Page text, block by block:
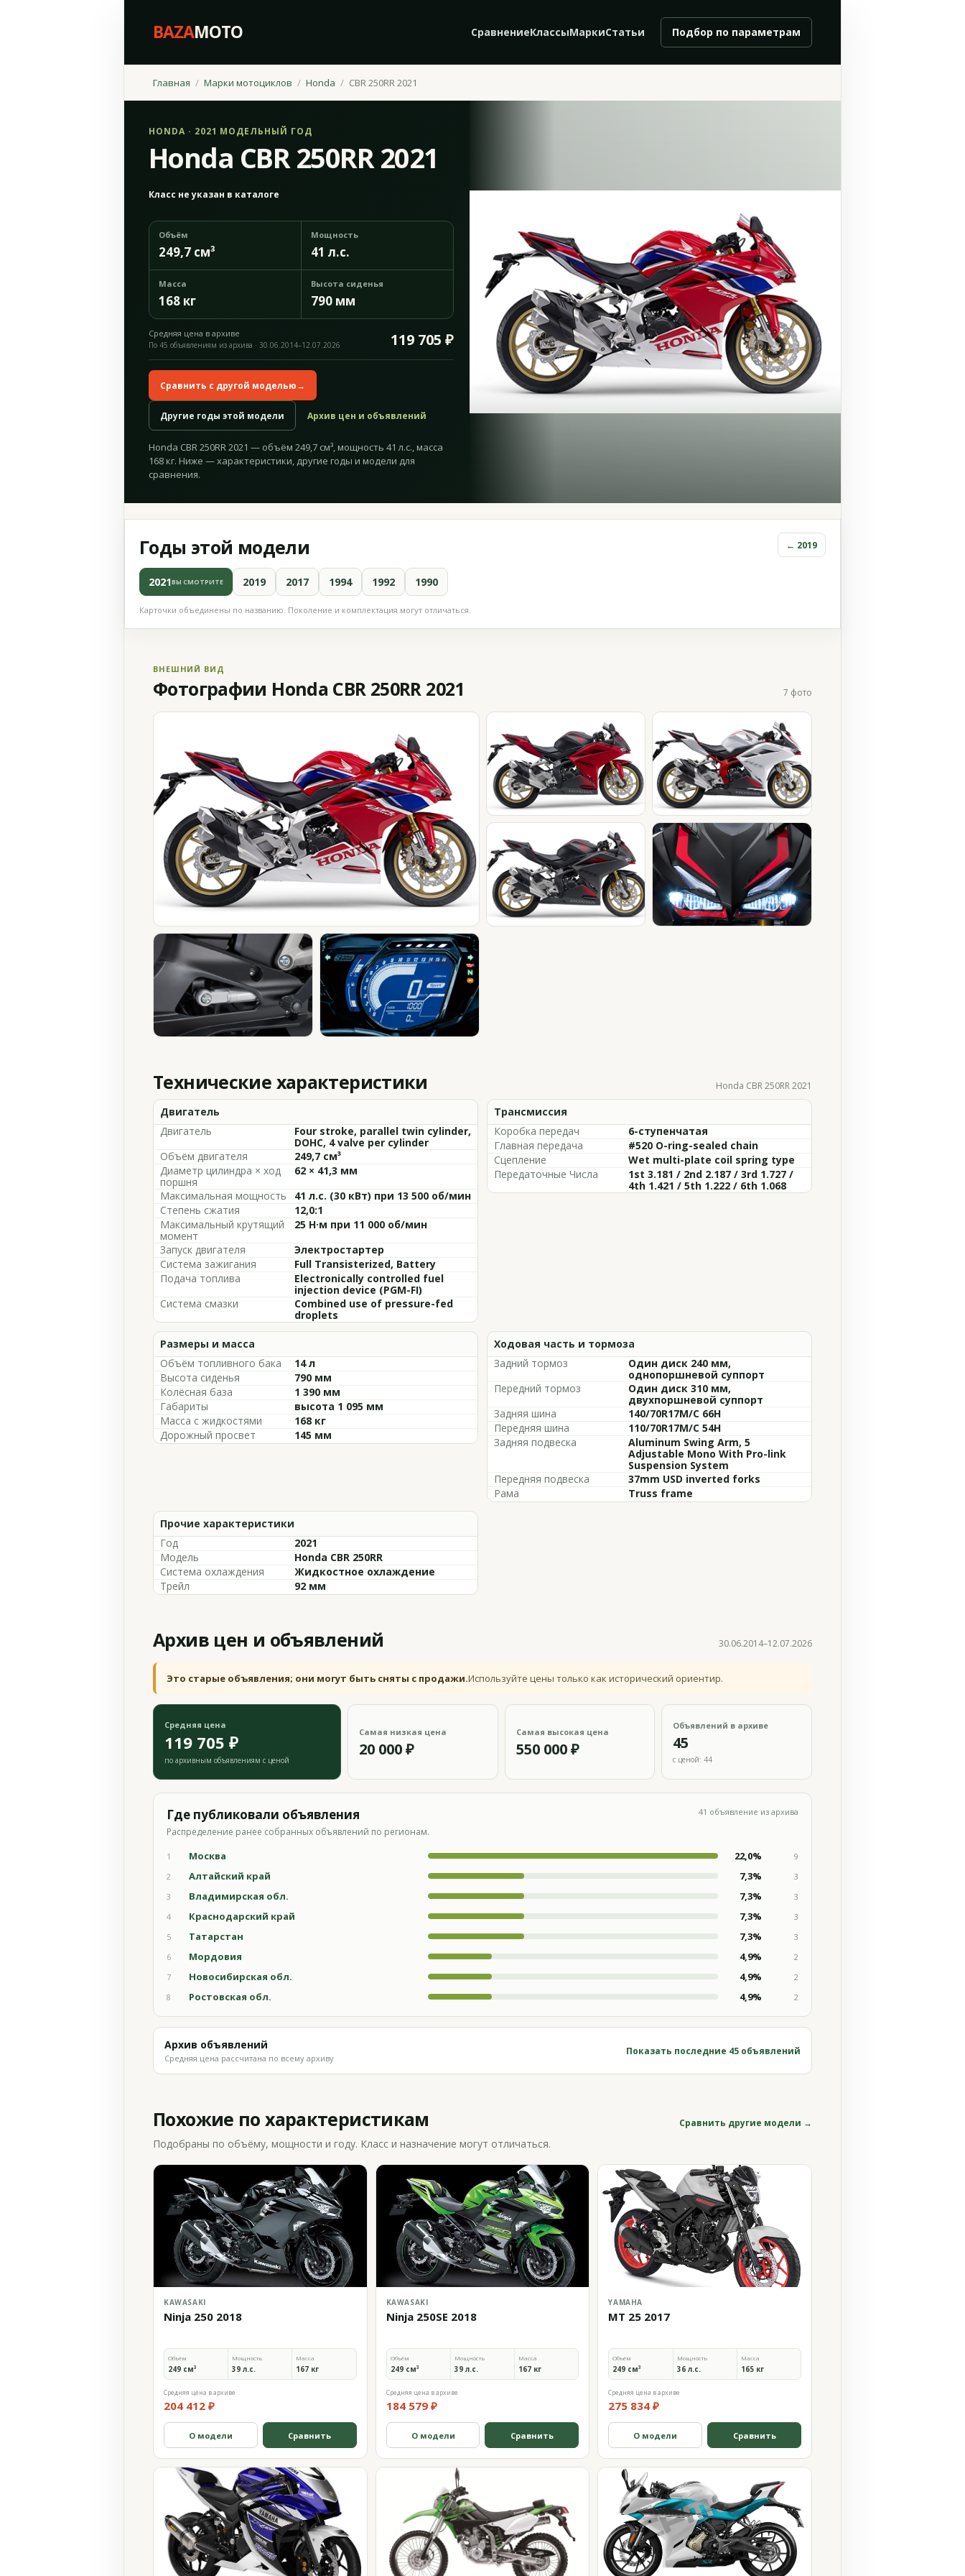
BAZAMOTO СравнениеКлассыМаркиСтатьи Подбор по параметрам
Главная Марки мотоциклов Honda CBR 250RR 2021
HONDA · 2021 МОДЕЛЬНЫЙ ГОД
Honda CBR 250RR 2021
Класс не указан в каталоге
Объём
249,7 см³
Мощность
41 л.с.
Масса
168 кг
Высота сиденья
790 мм
Средняя цена в архиве 119 705 ₽
По 45 объявлениям из архива · 30.06.2014–12.07.2026
Сравнить с другой моделью→
Другие годы этой модели Архив цен и объявлений
Honda CBR 250RR 2021 — объём 249,7 см³, мощность 41 л.с., масса
168 кг. Ниже — характеристики, другие годы и модели для
сравнения.
Годы этой модели ← 2019
2021ВЫ СМОТРИТЕ 2019 2017 1994 1992 1990
Карточки объединены по названию. Поколение и комплектация могут отличаться.
ВНЕШНИЙ ВИД
Фотографии Honda CBR 250RR 2021 7 фото
Технические характеристики Honda CBR 250RR 2021
Двигатель
Двигатель
Four stroke, parallel twin cylinder,
DOHC, 4 valve per cylinder
Объём двигателя
249,7 см³
Диаметр цилиндра × ход
поршня
62 × 41,3 мм
Максимальная мощность
41 л.с. (30 кВт) при 13 500 об/мин
Степень сжатия
12,0:1
Максимальный крутящий
момент
25 Н·м при 11 000 об/мин
Запуск двигателя
Электростартер
Система зажигания
Full Transisterized, Battery
Подача топлива
Electronically controlled fuel
injection device (PGM-FI)
Система смазки
Combined use of pressure-fed
droplets
Трансмиссия
Коробка передач
6-ступенчатая
Главная передача
#520 O-ring-sealed chain
Сцепление
Wet multi-plate coil spring type
Передаточные Числа
1st 3.181 / 2nd 2.187 / 3rd 1.727 /
4th 1.421 / 5th 1.222 / 6th 1.068
Размеры и масса
Объём топливного бака
14 л
Высота сиденья
790 мм
Колёсная база
1 390 мм
Габариты
высота 1 095 мм
Масса с жидкостями
168 кг
Дорожный просвет
145 мм
Ходовая часть и тормоза
Задний тормоз
Один диск 240 мм,
однопоршневой суппорт
Передний тормоз
Один диск 310 мм,
двухпоршневой суппорт
Задняя шина
140/70R17M/C 66H
Передняя шина
110/70R17M/C 54H
Задняя подвеска
Aluminum Swing Arm, 5
Adjustable Mono With Pro-link
Suspension System
Передняя подвеска
37mm USD inverted forks
Рама
Truss frame
Прочие характеристики
Год
2021
Модель
Honda CBR 250RR
Система охлаждения
Жидкостное охлаждение
Трейл
92 мм
Архив цен и объявлений 30.06.2014–12.07.2026
Это старые объявления; они могут быть сняты с продажи.Используйте цены только как исторический ориентир.
Средняя цена
119 705 ₽
по архивным объявлениям с ценой
Самая низкая цена
20 000 ₽
Самая высокая цена
550 000 ₽
Объявлений в архиве
45
с ценой: 44
Где публиковали объявления
Распределение ранее собранных объявлений по регионам.
41 объявление из архива
1 Москва 22,0%
9
2
Алтайский край 7,3%
3
3
Владимирская обл. 7,3%
3
4
Краснодарский край 7,3%
3
5
Татарстан 7,3%
3
6
Мордовия 4,9%
2
7
Новосибирская обл. 4,9%
2
8
Ростовская обл. 4,9% 2
Архив объявлений
Средняя цена рассчитана по всему архиву
Показать последние 45 объявлений
Похожие по характеристикам Сравнить другие модели →
Подобраны по объёму, мощности и году. Класс и назначение могут отличаться.
KAWASAKI
Ninja 250 2018
Объём
249 см³
Мощность
39 л.с.
Масса
167 кг
Средняя цена в архиве
204 412 ₽
О модели Сравнить
KAWASAKI
Ninja 250SE 2018
Объём
249 см³
Мощность
39 л.с.
Масса
167 кг
Средняя цена в архиве
184 579 ₽
О модели Сравнить
YAMAHA
MT 25 2017
Объём
249 см³
Мощность
36 л.с.
Масса
165 кг
Средняя цена в архиве
275 834 ₽
О модели Сравнить